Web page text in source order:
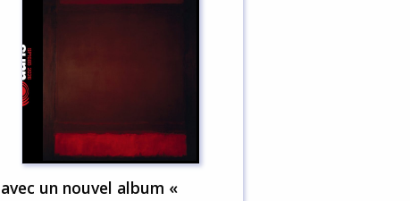
un nouvel album «